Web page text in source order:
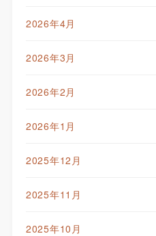
2026年4月
2026年3月
2026年2月
2026年1月
2025年12月
2025年11月
2025年10月